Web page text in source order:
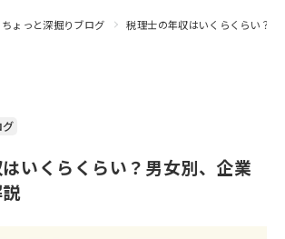
ちょっと深掘りブログ 税理士の年収はいくらくらい？
いくらくらい？男女別、企業